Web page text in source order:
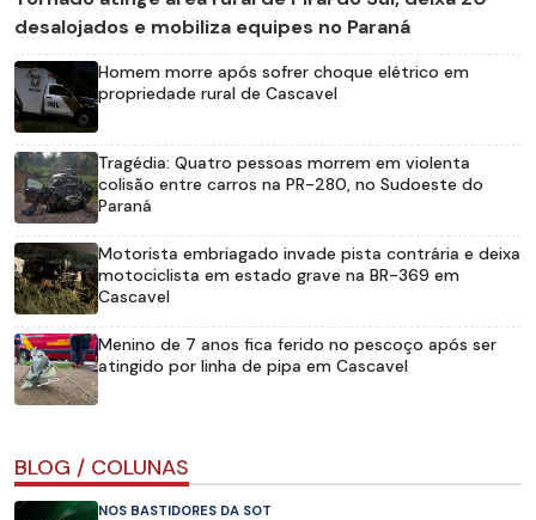
desalojados e mobiliza equipes no Paraná
Homem morre após sofrer choque elétrico em
propriedade rural de Cascavel
Tragédia: Quatro pessoas morrem em violenta
colisão entre carros na PR-280, no Sudoeste do
Paraná
Motorista embriagado invade pista contrária e deixa
motociclista em estado grave na BR-369 em
Cascavel
Menino de 7 anos fica ferido no pescoço após ser
atingido por linha de pipa em Cascavel
BLOG / COLUNAS
NOS BASTIDORES DA SOT